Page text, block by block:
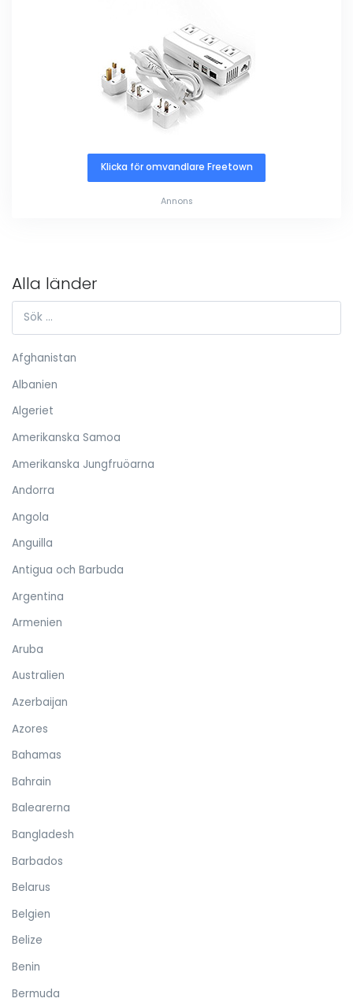
Klicka för omvandlare Freetown
Annons
Alla länder
Afghanistan
Albanien
Algeriet
Amerikanska Samoa
Amerikanska Jungfruöarna
Andorra
Angola
Anguilla
Antigua och Barbuda
Argentina
Armenien
Aruba
Australien
Azerbaijan
Azores
Bahamas
Bahrain
Balearerna
Bangladesh
Barbados
Belarus
Belgien
Belize
Benin
Bermuda